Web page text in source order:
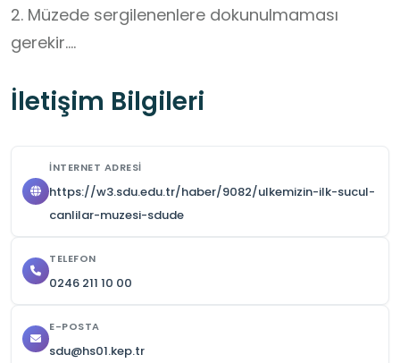
2. Müzede sergilenenlere dokunulmaması
gerekir.
4. Görevlilerin talimatlarına uyulması gerekir.
İletişim Bilgileri
İNTERNET ADRESI
https://w3.sdu.edu.tr/haber/9082/ulkemizin-ilk-sucul-
canlilar-muzesi-sdude
TELEFON
0246 211 10 00
E-POSTA
sdu@hs01.kep.tr